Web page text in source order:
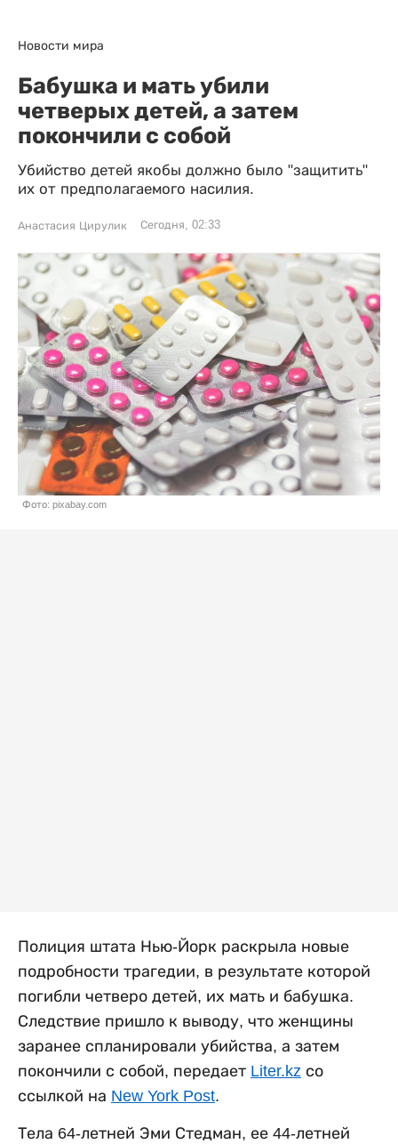
Новости мира
Бабушка и мать убили
четверых детей, а затем
покончили с собой
Убийство детей якобы должно было "защитить"
их от предполагаемого насилия.
Анастасия Цирулик Сегодня, 02:33
Фото: pixabay.com
Полиция штата Нью-Йорк раскрыла новые
подробности трагедии, в результате которой
погибли четверо детей, их мать и бабушка.
Следствие пришло к выводу, что женщины
заранее спланировали убийства, а затем
покончили с собой, передает Liter.kz со
ссылкой на New York Post.
Тела 64-летней Эми Стедман, ее 44-летней